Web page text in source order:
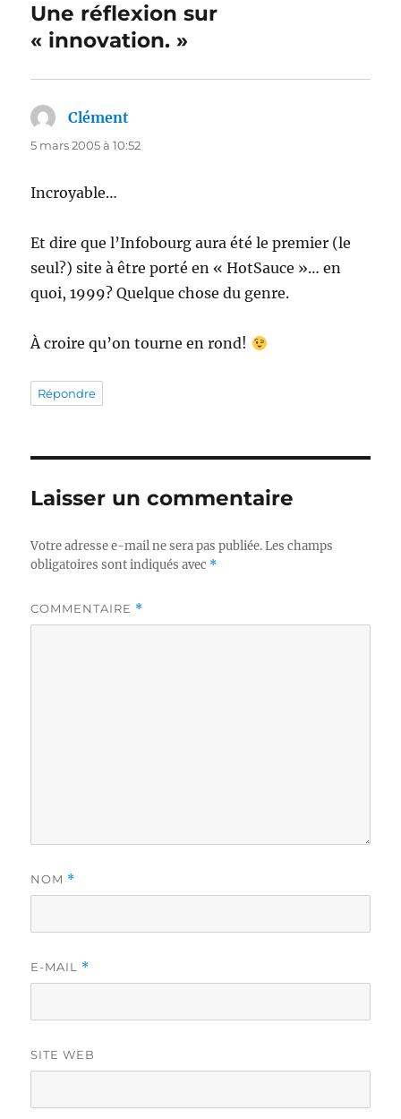
Une réflexion sur
« innovation. »
Clément
5 mars 2005 à 10:52
Incroyable…
Et dire que l’Infobourg aura été le premier (le
seul?) site à être porté en « HotSauce »… en
quoi, 1999? Quelque chose du genre.
À croire qu’on tourne en rond!
Répondre
Laisser un commentaire
Votre adresse e-mail ne sera pas publiée. Les champs
obligatoires sont indiqués avec *
COMMENTAIRE *
NOM *
E-MAIL *
SITE WEB